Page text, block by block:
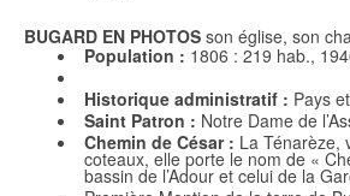
BUGARD EN PHOTOS son église, son
Population : 1806 : 219 hab.,
Historique administratif : Pays
Saint Patron : Notre Dame de
Chemin de César : La Ténarèze,
coteaux, elle porte le nom de «
bassin de l’Adour et celui de la